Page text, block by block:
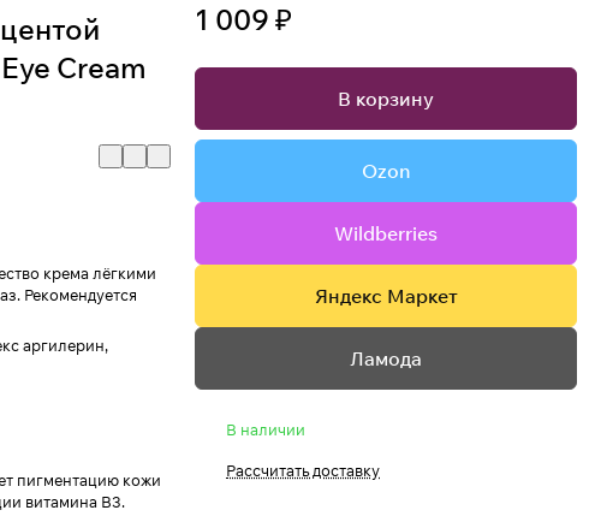
Cream
крема лёгкими
Рекомендуется
аргилерин,
пигментацию кожи
витамина В3.
1 009 ₽
В корзину
Ozon
Wildberries
Яндекс Маркет
Ламода
В наличии
Рассчитать доставку